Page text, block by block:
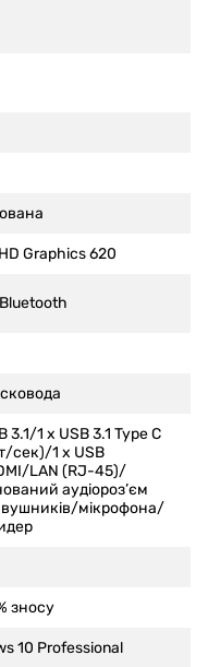
Graphics 620
3.1/1 х USB 3.1 Type C
сек)/1 x USB
LAN (RJ-45)/
аудіороз’єм
мікрофона/
зносу
10 Professional